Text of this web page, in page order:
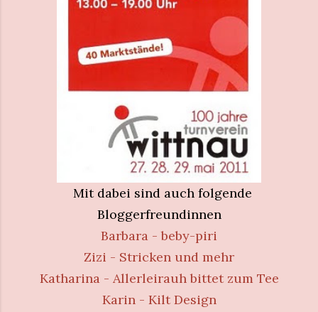
Mit dabei sind auch folgende
Bloggerfreundinnen
Barbara - beby-piri
Zizi - Stricken und mehr
Katharina - Allerleirauh bittet zum Tee
Karin - Kilt Design